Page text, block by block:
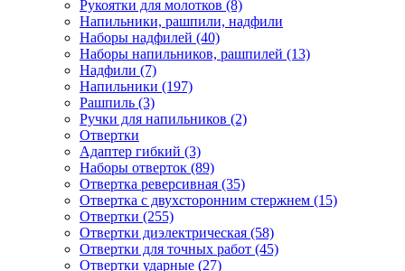
Рукоятки для молотков (8)
Напильники, рашпили, надфили
Наборы надфилей (40)
Наборы напильников, рашпилей (13)
Надфили (7)
Напильники (197)
Рашпиль (3)
Ручки для напильников (2)
Отвертки
Адаптер гибкий (3)
Наборы отверток (89)
Отвертка реверсивная (35)
Отвертка с двухсторонним стержнем (15)
Отвертки (255)
Отвертки диэлектрическая (58)
Отвертки для точных работ (45)
Отвертки ударные (27)